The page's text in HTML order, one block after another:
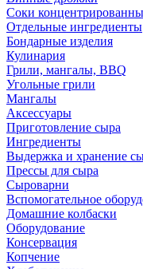
Соки
Отдельные ингредиенты
Бондарные изделия
Кулинария
Грили, мангалы, BBQ
Угольные грили
Мангалы
Аксессуары
Приготовление сыра
Ингредиенты
Выдержка и хранение
Прессы для сыра
Сыроварни
Вспомогательное
Домашние колбаски
Оборудование
Консервация
Копчение